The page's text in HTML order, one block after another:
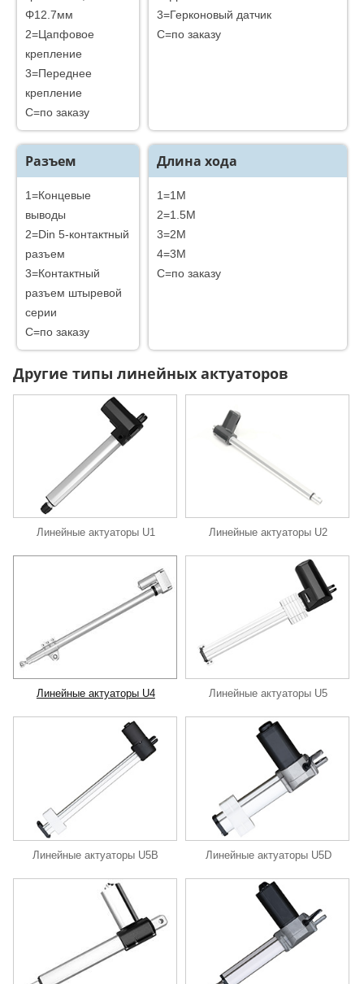
Φ12.7мм
2=Цапфовое
крепление
3=Переднее
крепление
C=по заказу
3=Герконовый датчик
C=по заказу
Разъем
1=Концевые
выводы
2=Din 5-контактный
разъем
3=Контактный
разъем штыревой
серии
C=по заказу
Длина хода
1=1M
2=1.5M
3=2M
4=3M
C=по заказу
Другие типы линейных актуаторов
Линейные актуаторы U1 Линейные актуаторы U2
Линейные актуаторы U4 Линейные актуаторы U5
Линейные актуаторы U5B Линейные актуаторы U5D